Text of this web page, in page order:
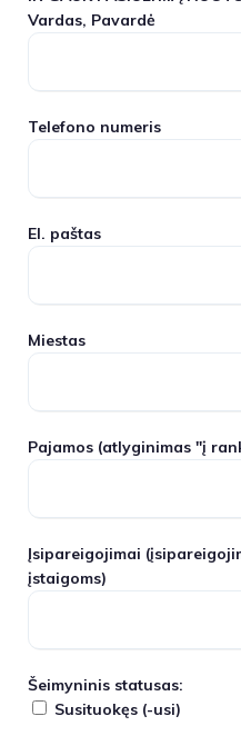
Vardas, Pavardė
Telefono numeris
El. paštas
Miestas
Pajamos (atlyginimas "į
Įsipareigojimai
įstaigoms)
Šeimyninis statusas:
Susituokęs (-usi)